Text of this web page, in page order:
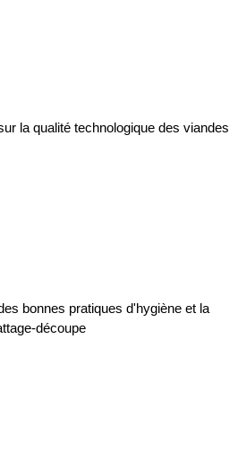
la qualité technologique des viandes
bonnes pratiques d'hygiène et la
découpe